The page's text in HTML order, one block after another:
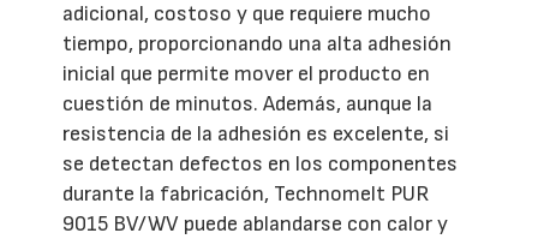
adicional, costoso y que requiere mucho
tiempo, proporcionando una alta adhesión
inicial que permite mover el producto en
cuestión de minutos. Además, aunque la
resistencia de la adhesión es excelente, si
se detectan defectos en los componentes
durante la fabricación, Technomelt PUR
9015 BV/WV puede ablandarse con calor y